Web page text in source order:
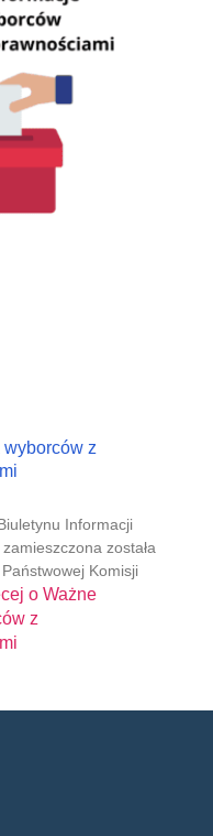
wyborców z
Informacji
została
Komisji
oWażne
z